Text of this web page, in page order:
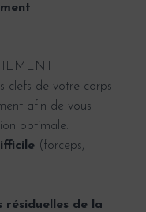
clefs de votre corps
afin de vous
optimale.
(forceps,
résiduelles de la